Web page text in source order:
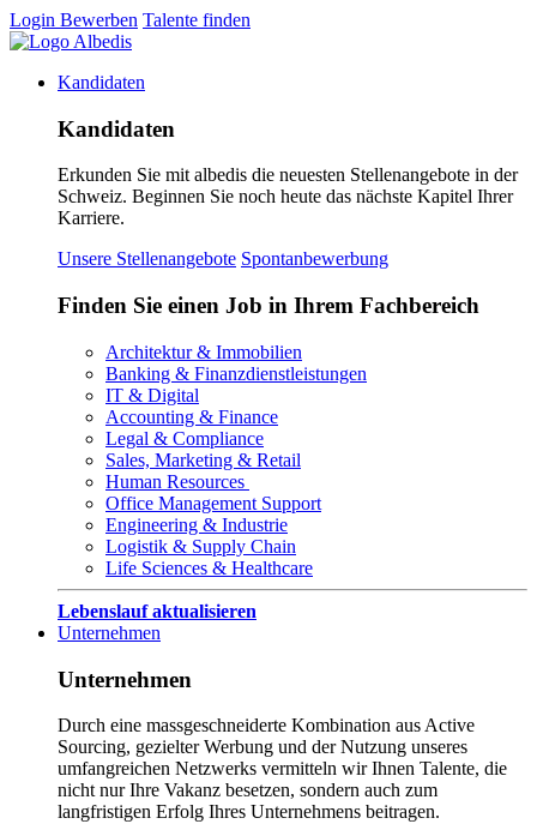
Login Bewerben Talente finden
Kandidaten
Kandidaten
Erkunden Sie mit albedis die neuesten Stellenangebote in der
Schweiz. Beginnen Sie noch heute das nächste Kapitel Ihrer
Karriere.
Unsere Stellenangebote Spontanbewerbung
Finden Sie einen Job in Ihrem Fachbereich
Architektur & Immobilien
Banking & Finanzdienstleistungen
IT & Digital
Accounting & Finance
Legal & Compliance
Sales, Marketing & Retail
Human Resources
Office Management Support
Engineering & Industrie
Logistik & Supply Chain
Life Sciences & Healthcare
Lebenslauf aktualisieren
Unternehmen
Unternehmen
Durch eine massgeschneiderte Kombination aus Active
Sourcing, gezielter Werbung und der Nutzung unseres
umfangreichen Netzwerks vermitteln wir Ihnen Talente, die
nicht nur Ihre Vakanz besetzen, sondern auch zum
langfristigen Erfolg Ihres Unternehmens beitragen.